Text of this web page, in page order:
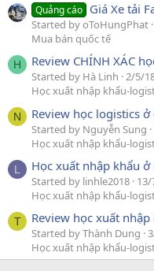
Quảng cáo Giá Xe tải
Started by oToHungPhat
Mua bán quốc tế
H Review CHÍNH XÁC
Started by Hà Linh 2/5/
Học xuất nhập khẩu-
N Review học logistics
Started by Nguyễn Sung
Học xuất nhập khẩu-
L Học xuất nhập khẩu
Started by linhle2018
Học xuất nhập khẩu-
T Review học xuất
Started by Thành Dung
Học xuất nhập khẩu-